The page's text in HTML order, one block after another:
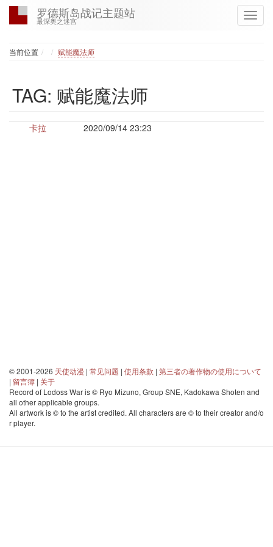
罗德斯岛战记主题站
最深奥之迷宫
当前位置 Home
赋能魔法师
TAG: 赋能魔法师
卡拉 2020/09/14 23:23
© 2001-2026 天使动漫 | 常见问题 | 使用条款 | 第三者の著作物の使用について
| 留言簿 | 关于
Record of Lodoss War is © Ryo Mizuno, Group SNE, Kadokawa Shoten and
all other applicable groups.
All artwork is © to the artist credited. All characters are © to their creator and/o
r player.